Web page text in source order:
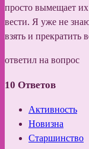
просто вымещает
вести. Я уже не
взять и прекратить
ответил на вопрос
10 Ответов
Активность
Новизна
Старшинство